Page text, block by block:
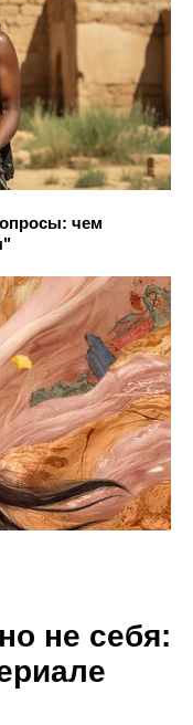
чем
не себя: